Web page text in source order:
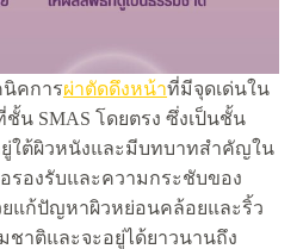
นิคการผ่าตัดดึงหน้าที่มีจุดเด่นใน
น SMAS โดยตรง ซึ่งเป็นชั้น
ยู่ใต้ผิวหนังและมีบทบาทสำคัญใน
รองรับและความกระชับของ
แก้ปัญหาผิวหย่อนคล้อยและริ้ว
ชาติและจะอยู่ได้ยาวนานถึง